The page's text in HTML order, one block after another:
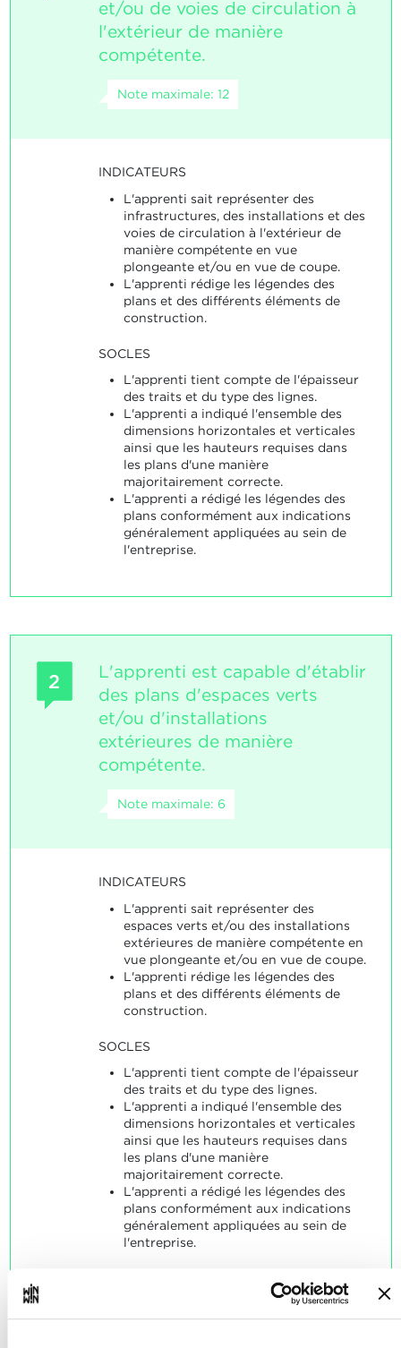
et/ou de voies de circulation à
l'extérieur de manière
compétente.
Note maximale: 12
INDICATEURS
L'apprenti sait représenter des
infrastructures, des installations et des
voies de circulation à l'extérieur de
manière compétente en vue
plongeante et/ou en vue de coupe.
L'apprenti rédige les légendes des
plans et des différents éléments de
construction.
SOCLES
L'apprenti tient compte de l'épaisseur
des traits et du type des lignes.
L'apprenti a indiqué l'ensemble des
dimensions horizontales et verticales
ainsi que les hauteurs requises dans
les plans d'une manière
majoritairement correcte.
L'apprenti a rédigé les légendes des
plans conformément aux indications
généralement appliquées au sein de
l'entreprise.
2
L'apprenti est capable d'établir
des plans d'espaces verts
et/ou d'installations
extérieures de manière
compétente.
Note maximale: 6
INDICATEURS
L'apprenti sait représenter des
espaces verts et/ou des installations
extérieures de manière compétente en
vue plongeante et/ou en vue de coupe.
L'apprenti rédige les légendes des
plans et des différents éléments de
construction.
SOCLES
L'apprenti tient compte de l'épaisseur
des traits et du type des lignes.
L'apprenti a indiqué l'ensemble des
dimensions horizontales et verticales
ainsi que les hauteurs requises dans
les plans d'une manière
majoritairement correcte.
L'apprenti a rédigé les légendes des
plans conformément aux indications
généralement appliquées au sein de
l'entreprise.